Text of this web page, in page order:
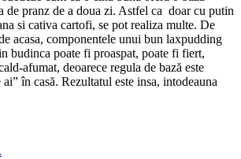
de pranz de a doua zi. Astfel ca doar cu putin
si cativa cartofi, se pot realiza multe. De
acasa, componentele unui bun laxpudding
budinca poate fi proaspat, poate fi fiert,
afumat, deoarece regula de bază este
în casă. Rezultatul este insa, intodeauna